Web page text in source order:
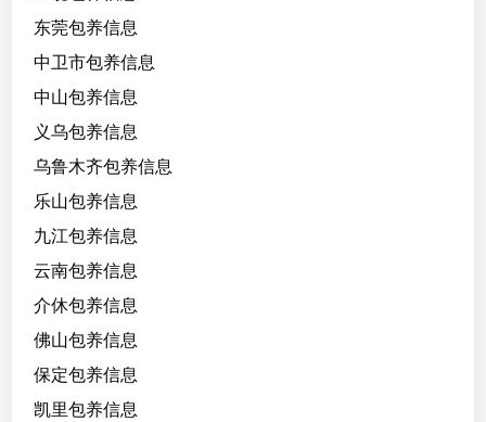
8
/
1
4
/
1
0
/
C
大
学
生
东莞包养信息
中卫市包养信息
中山包养信息
义乌包养信息
乌鲁木齐包养信息
乐山包养信息
九江包养信息
云南包养信息
介休包养信息
佛山包养信息
保定包养信息
凯里包养信息